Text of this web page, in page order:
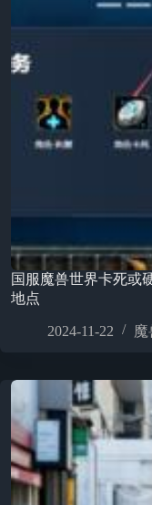
国服魔兽世界卡死或
地点
2024-11-22